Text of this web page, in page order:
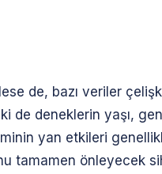
de, bazı veriler
de deneklerin yaşı,
yan etkileri
tamamen önleyecek